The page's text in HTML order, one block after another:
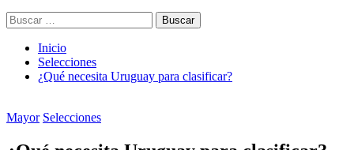
Buscar:
Inicio
Selecciones
¿Qué necesita Uruguay para clasificar?
Mayor Selecciones